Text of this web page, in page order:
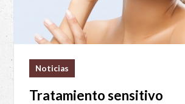
Noticias
Tratamiento sensitivo